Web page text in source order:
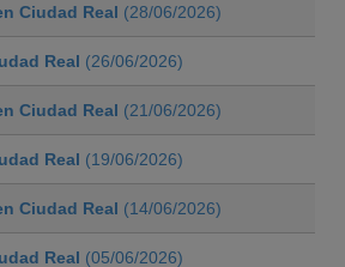
Ciudad Real (28/06/2026)
Real (26/06/2026)
Ciudad Real (21/06/2026)
Real (19/06/2026)
Ciudad Real (14/06/2026)
Real (05/06/2026)